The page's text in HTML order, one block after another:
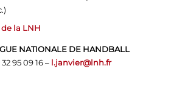
la LNH
NATIONALE DE HANDBALL
95 09 16 – l.janvier@lnh.fr